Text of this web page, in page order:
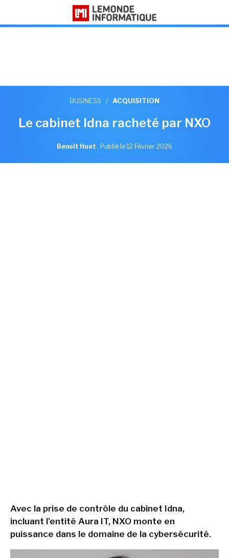
BUSINESS / ACQUISITION
Le cabinet Idna racheté par NXO
Benoît Huet , Publié le 12 Février 2026
Avec la prise de contrôle du cabinet Idna,
incluant l'entité Aura IT, NXO monte en
puissance dans le domaine de la cybersécurité.